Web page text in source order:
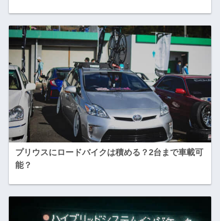
プリウスにロードバイクは積める？2台まで車載可
能？